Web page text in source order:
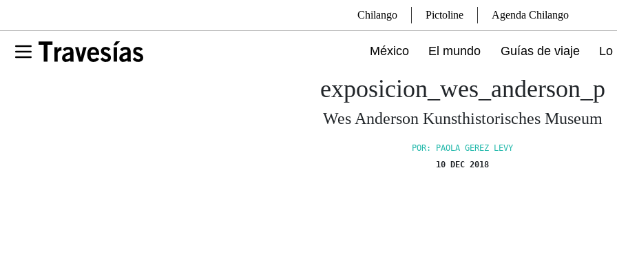
Chilango Pictoline Agenda Chilango
México El mundo Guías de viaje Lo
exposicion_wes_anderson_p
Wes Anderson Kunsthistorisches Museum
POR: PAOLA GEREZ LEVY
10 DEC 2018